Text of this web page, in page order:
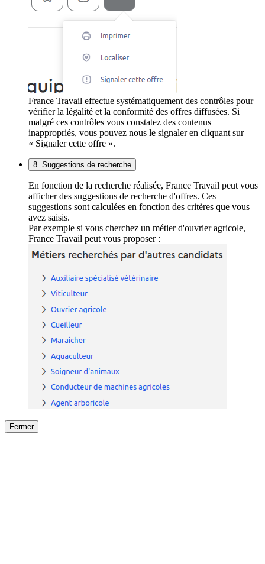
France Travail effectue systématiquement des contrôles pour
vérifier la légalité et la conformité des offres diffusées. Si
malgré ces contrôles vous constatez des contenus
inappropriés, vous pouvez nous le signaler en cliquant sur
« Signaler cette offre ».
8. Suggestions de recherche
En fonction de la recherche réalisée, France Travail peut vous
afficher des suggestions de recherche d'offres. Ces
suggestions sont calculées en fonction des critères que vous
avez saisis.
Par exemple si vous cherchez un métier d'ouvrier agricole,
France Travail peut vous proposer :
Fermer